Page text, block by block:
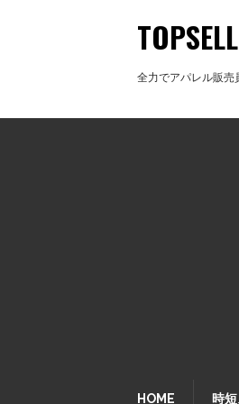
全力でアパレル販売
HOME 時